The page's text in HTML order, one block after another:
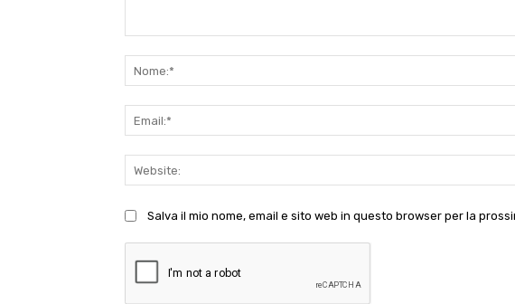
Salva il mio nome, email e sito web in questo browser per la